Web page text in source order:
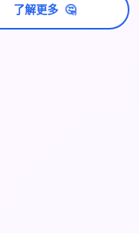
了解更多 🤔